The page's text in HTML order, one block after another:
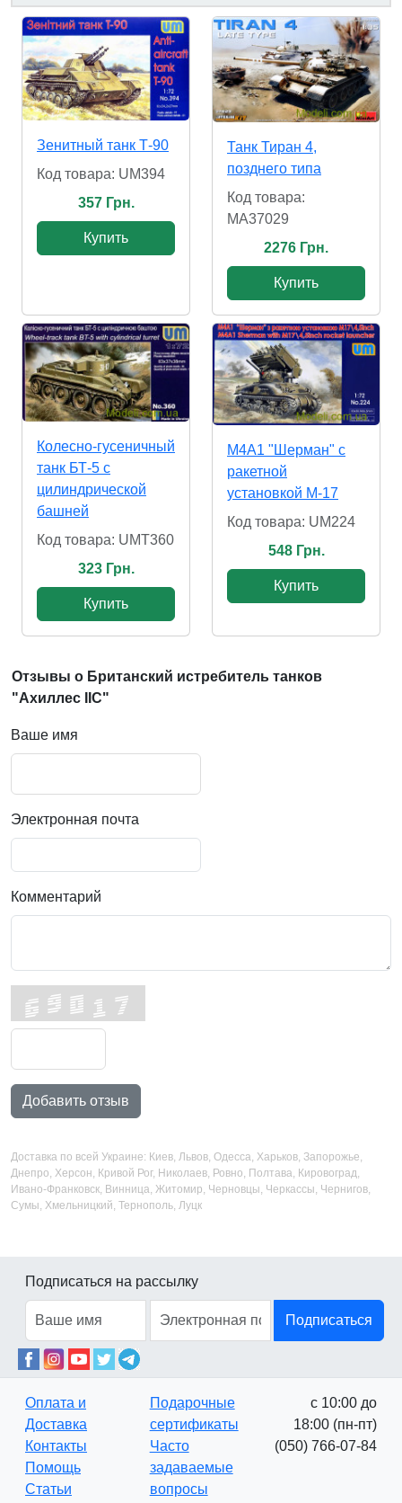
Зенитный танк Т-90
Код товара: UM394
357 Грн.
Купить
Танк Тиран 4,
позднего типа
Код товара:
MA37029
2276 Грн.
Купить
Колесно-гусеничный
танк БТ-5 с
цилиндрической
башней
Код товара: UMT360
323 Грн.
Купить
М4А1 "Шерман" с
ракетной
установкой М-17
Код товара: UM224
548 Грн.
Купить
Отзывы о Британский истребитель танков
"Ахиллес IIC"
Ваше имя
Электронная почта
Комментарий
Добавить отзыв
Доставка по всей Украине: Киев, Львов, Одесса, Харьков, Запорожье,
Днепро, Херсон, Кривой Рог, Николаев, Ровно, Полтава, Кировоград,
Ивано-Франковск, Винница, Житомир, Черновцы, Черкассы, Чернигов,
Сумы, Хмельницкий, Тернополь, Луцк
Подписаться на рассылку
Подписаться
Оплата и
Доставка
Контакты
Помощь
Статьи
Подарочные
сертификаты
Часто
задаваемые
вопросы
с 10:00 до
18:00 (пн-пт)
(050) 766-07-84